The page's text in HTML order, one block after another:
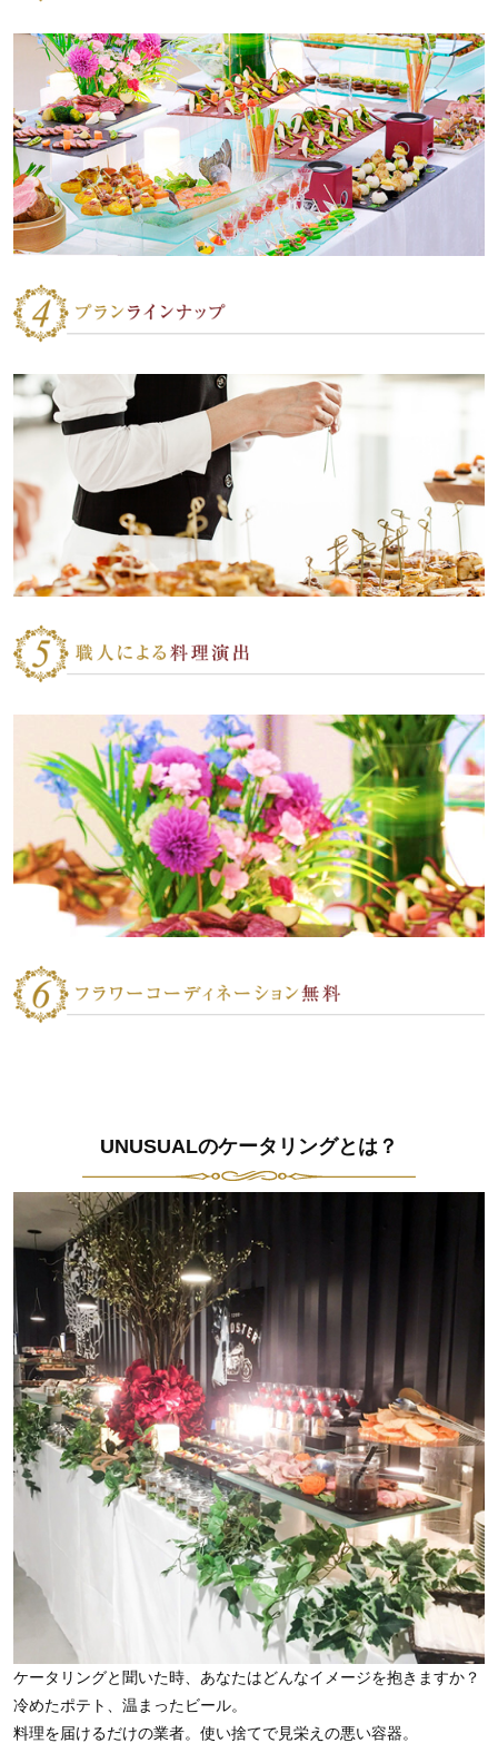
UNUSUALのケータリングとは？
ケータリングと聞いた時、あなたはどんなイメージを抱きますか？
冷めたポテト、温まったビール。
料理を届けるだけの業者。使い捨てで見栄えの悪い容器。